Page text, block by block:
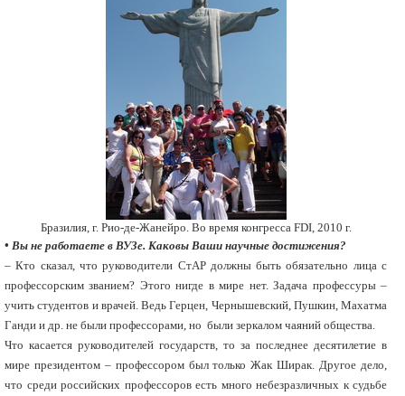
Бразилия, г. Рио-де-Жанейро. Во время конгресса FDI, 2010 г.
• Вы не работаете в ВУЗе. Каковы Ваши научные достижения?
– Кто сказал, что руководители СтАР должны быть обязательно лица с
профессорским званием? Этого нигде в мире нет. Задача профессуры –
учить студентов и врачей. Ведь Герцен, Чернышевский, Пушкин, Махатма
Ганди и др. не были профессорами, но были зеркалом чаяний общества.
Что касается руководителей государств, то за последнее десятилетие в
мире президентом – профессором был только Жак Ширак. Другое дело,
что среди российских профессоров есть много небезразличных к судьбе